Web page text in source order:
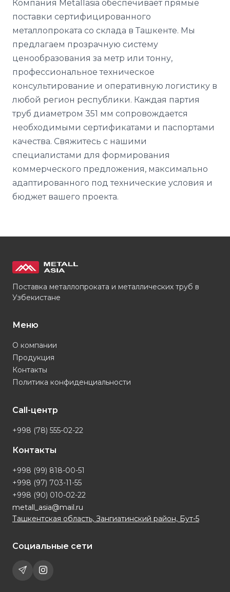
Компания Metallasia обеспечивает прямые
поставки сертифицированного
металлопроката со склада в Ташкенте. Мы
предлагаем прозрачную систему
ценообразования за метр или тонну,
профессиональное техническое
консультирование и оперативную логистику в
любой регион республики. Каждая партия
труб диаметром 351 мм сопровождается
необходимыми сертификатами и паспортами
качества. Свяжитесь с нашими
специалистами для формирования
коммерческого предложения, максимально
адаптированного под технические условия и
бюджет вашего проекта.
Поставка металлопроката и металлических труб в
Узбекистане
Меню
О компании
Продукция
Контакты
Политика конфиденциальности
Call-центр
+998 (78) 555-02-22
Контакты
+998 (99) 818-00-51
+998 (97) 703-11-55
+998 (90) 010-02-22
metall_asia@mail.ru
Ташкентская область, Зангиатинский район, Бут-5
Социальные сети